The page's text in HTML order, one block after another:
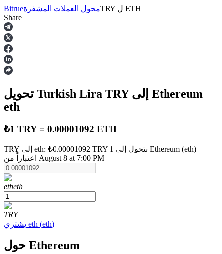
العقود الآجلة
العقود الآجلة USDT
Bitrueمحول العملات المشفرةTRY ل ETH
Share
تحويل Turkish Lira TRY
إلى Ethereum
eth
₺1 TRY = 0.00001092 ETH
TRY إلى eth: ₺0.00001092 TRY يتحول إلى 1 Ethereum (eth)
اعتباراً من August 8 at 7:00 PM
etheth
TRY
يشتري eth (eth)
حول Ethereum